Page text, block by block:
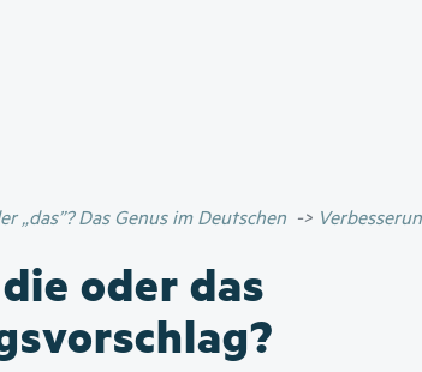
„das”? Das Genus im Deutschen
oder das